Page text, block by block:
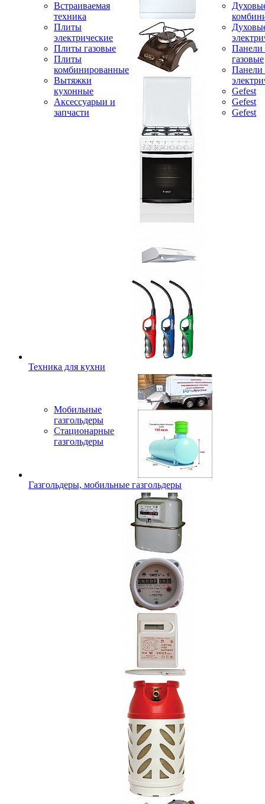
Встраиваемая
техника
Плиты
электрические
Плиты газовые
Плиты
комбинированные
Вытяжки
кухонные
Аксессуарыи и
запчасти
Панели
газовые
Панели
Gefest
Gefest
Gefest
Техника для кухни
Мобильные
газгольдеры
Стационарные
газгольдеры
Газгольдеры, мобильные газгольдеры